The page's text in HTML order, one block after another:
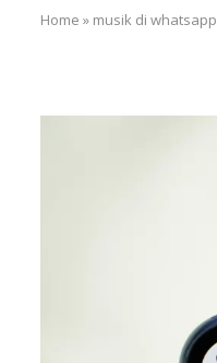
Home » musik di whatsapp